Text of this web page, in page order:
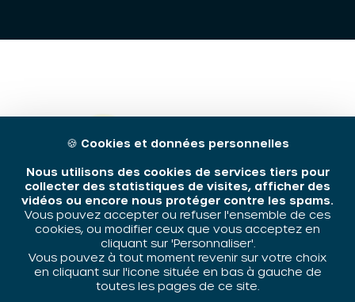
🍪 Cookies et données personnelles
Nous utilisons des cookies de services tiers pour
collecter des statistiques de visites, afficher des
vidéos ou encore nous protéger contre les spams.
Vous pouvez accepter ou refuser l'ensemble de ces
cookies, ou modifier ceux que vous acceptez en
cliquant sur 'Personnaliser'.
Vous pouvez à tout moment revenir sur votre choix
en cliquant sur l'icone située en bas à gauche de
toutes les pages de ce site.